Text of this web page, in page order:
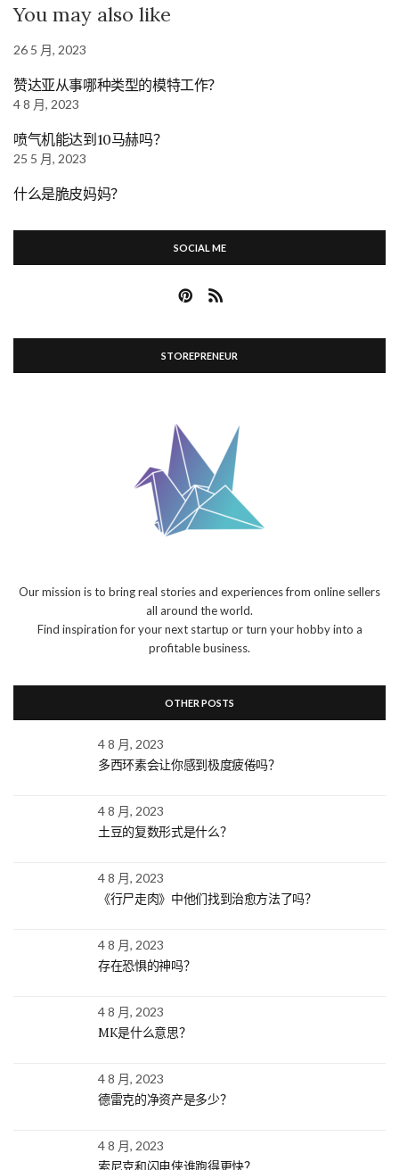
You may also like
26 5 月, 2023
赞达亚从事哪种类型的模特工作？
4 8 月, 2023
喷气机能达到10马赫吗？
25 5 月, 2023
什么是脆皮妈妈？
SOCIAL ME
STOREPRENEUR
Our mission is to bring real stories and experiences from online sellers
all around the world.
Find inspiration for your next startup or turn your hobby into a
profitable business.
OTHER POSTS
4 8 月, 2023
多西环素会让你感到极度疲倦吗？
4 8 月, 2023
土豆的复数形式是什么？
4 8 月, 2023
《行尸走肉》中他们找到治愈方法了吗？
4 8 月, 2023
存在恐惧的神吗？
4 8 月, 2023
MK是什么意思？
4 8 月, 2023
德雷克的净资产是多少？
4 8 月, 2023
索尼克和闪电侠谁跑得更快？